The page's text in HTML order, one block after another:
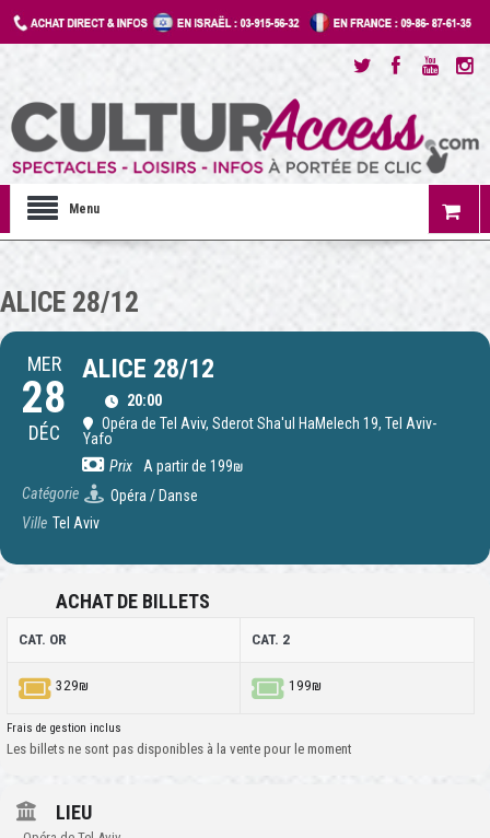
Menu
ALICE 28/12
MER
28
DÉC
ALICE 28/12
20:00
Opéra de Tel Aviv, Sderot Sha'ul HaMelech 19, Tel Aviv-
Yafo
Prix
A partir de 199₪
Catégorie
Opéra / Danse
Ville Tel Aviv
ACHAT DE BILLETS
CAT. OR CAT. 2
329₪ 199₪
Frais de gestion inclus
Les billets ne sont pas disponibles à la vente pour le moment
LIEU